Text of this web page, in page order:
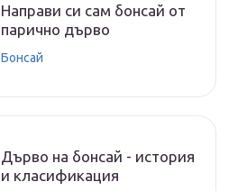
Направи си сам бонсай от
парично дърво
Бонсай
Дърво на бонсай - история
и класификация